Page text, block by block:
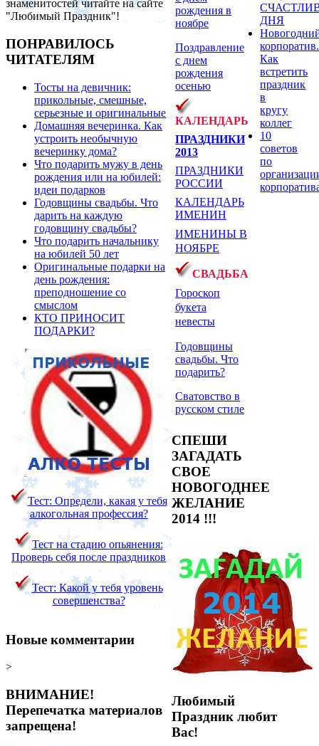
знаменитостей читайте на сайте
"Любимый Праздник"!
ПОНРАВИЛОСЬ
ЧИТАТЕЛЯМ
Тосты на девичник:
прикольные, смешные,
серьезные и оригинальные
Домашняя вечеринка. Как
устроить необычную
вечеринку дома?
Что подарить мужу в день
рождения или на юбилей:
идеи подарков
Годовщины свадьбы. Что
дарить на каждую
годовщину свадьбы?
Что подарить начальнику
на юбилей 50 лет
Оригинальные подарки на
день рождения:
преподношение со
смыслом
КТО ПРИНОСИТ
ПОДАРКИ?
Тест: Определи, какая у тебя
алкогольная профессия?
Тест на стадию опьянения:
Проверь себя после праздников
Тест: Какой у тебя уровень
совершенства?
Новые комментарии
>
ВНИМАНИЕ!
Перепечатка материалов
запрещена!
рождения в
ноябре
Поздравление
с днем
рождения
осенью
КАЛЕНДАРЬ
ПРАЗДНИКИ
2013
ПРАЗДНИКИ
РОССИИ
КАЛЕНДАРЬ
ИМЕНИН
ИМЕНИНЫ В
НОЯБРЕ
СВАДЬБА
Гороскоп
букета
невесты
Годовщины
свадьбы. Что
подарить?
Сватовство в
русском стиле
СПЕШИ
ЗАГАДАТЬ
СВОЕ
НОВОГОДНЕЕ
ЖЕЛАНИЕ
2014 !!!
ДНЯ
корпоратив.
Как
встретить
праздник
в
кругу
коллег
10
советов
по
Любимый
Праздник любит
Вас!